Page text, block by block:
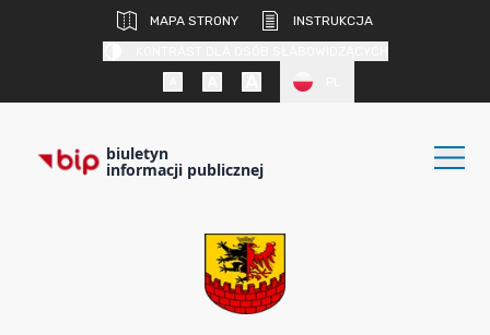
MAPA STRONY
INSTRUKCJA
biuletyn
informacji publicznej